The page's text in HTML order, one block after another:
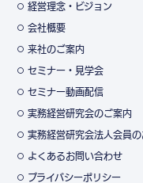
経営理念・ビジョン
会社概要
来社のご案内
セミナー・見学会
セミナー動画配信
実務経営研究会のご案内
実務経営研究会法人会員
よくあるお問い合わせ
プライバシーポリシー